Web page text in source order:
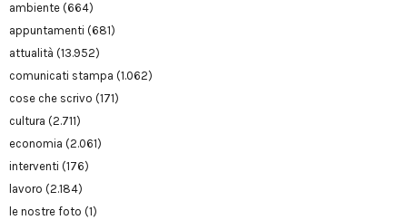
ambiente (664)
appuntamenti (681)
attualità (13.952)
comunicati stampa (1.062)
cose che scrivo (171)
cultura (2.711)
economia (2.061)
interventi (176)
lavoro (2.184)
le nostre foto (1)